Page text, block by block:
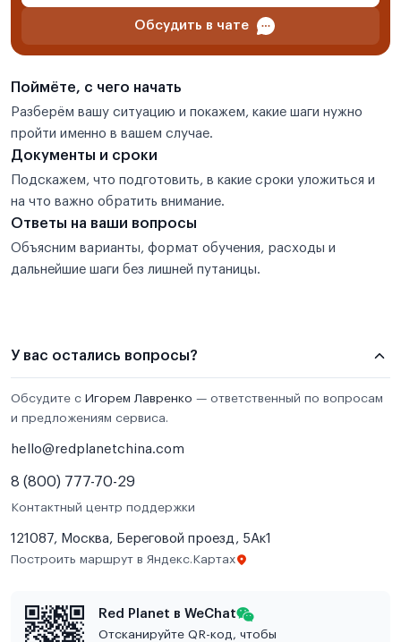
Обсудить в чате
Поймёте, с чего начать
Разберём вашу ситуацию и покажем, какие шаги нужно
пройти именно в вашем случае.
Документы и сроки
Подскажем, что подготовить, в какие сроки уложиться и
на что важно обратить внимание.
Ответы на ваши вопросы
Объясним варианты, формат обучения, расходы и
дальнейшие шаги без лишней путаницы.
У вас остались вопросы?
Обсудите с Игорем Лавренко — ответственный по вопросам
и предложениям сервиса.
hello@redplanetchina.com
8 (800) 777-70-29
Контактный центр поддержки
121087, Москва, Береговой проезд, 5Ак1
Построить маршрут в Яндекс.Картах
Red Planet в WeChat
Отсканируйте QR-код, чтобы